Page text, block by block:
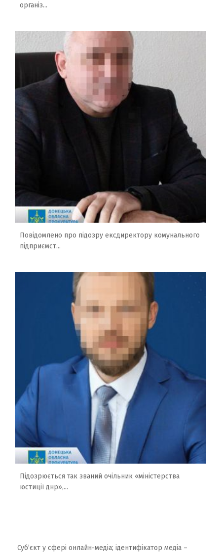
організ...
Повідомлено про підозру ексдиректору комунального
підприємст...
Підозрюється так званий очільник «міністерства
юстиції днр»,...
Суб’єкт у сфері онлайн-медіа; ідентифікатор медіа –